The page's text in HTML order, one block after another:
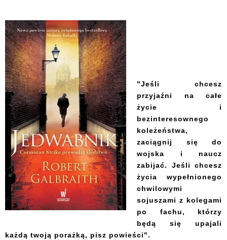
"Jeśli chcesz
przyjaźni na całe
życie i
bezinteresownego
koleżeństwa,
zaciągnij się do
wojska i naucz
zabijać. Jeśli chcesz
życia wypełnionego
chwilowymi
sojuszami z kolegami
po fachu, którzy
będą się upajali
każdą twoją porażką, pisz powieści".